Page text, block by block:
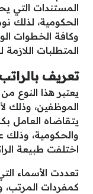
المستندات التي
الحكومية، لذلك
وكافة الخطوات
المتطلبات
تعريف
يعتبر هذا النوع
الموظفين، وذلك
يتقاضاه العامل
والحكومية، وذلك
اختلفت طبيعة
تعددت الأسماء
كمفردات المرتب،